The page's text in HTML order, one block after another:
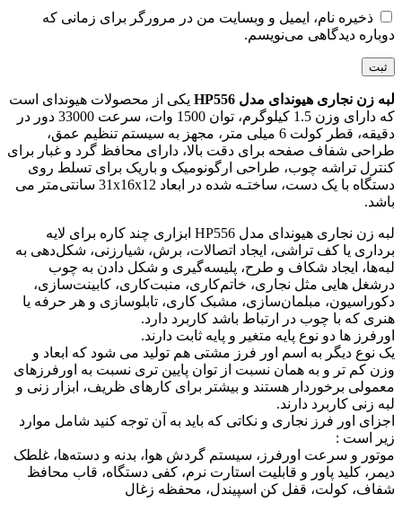
ذخیره نام، ایمیل و وبسایت من در مرورگر برای زمانی که
دوباره دیدگاهی می‌نویسم.
لبه زن نجاری هیوندای مدل HP556
یکی از محصولات هیوندای است
که دارای وزن 1.5 کیلوگرم، توان 1500 وات، سرعت 33000 دور در
دقیقه، قطر کولت 6 میلی متر، مجهز به سیستم تنظیم عمق،
طراحی شفاف صفحه برای دقت بالا، دارای محافظ گرد و غبار برای
کنترل تراشه چوب، طراحی ارگونومیک و باریک برای تسلط روی
دستگاه با یک دست، ساختـه شد‌ه در ابعاد 31x16x12 سانتی‌متر می
باشد.
لبه زن نجاری هیوندای مدل HP556 ابزاری چند کاره برای لایه
‌برداری یا کف‌ تراشی، ایجاد اتصالات، برش، شیارزنی، شکل‌دهی به
لبه‌ها، ایجاد شکاف و طرح، پلیسه‌گیری و شکل دادن به چوب
درشغل هایی مثل نجاری، خاتم‌کاری، منبت‌کاری، کابینت‌سازی،
دکوراسیون، مبلمان‌سازی، مشبک ‌کاری، تابلوسازی و هر حرفه یا
هنری که با چوب در ارتباط باشد کاربرد دارد.
اورفرز ها دو نوع پایه متغیر و پایه ثابت دارند.
یک نوع دیگر به اسم اور فرز مشتی هم تولید می شود که ابعاد و
وزن کم ‌تر و به همان نسبت از توان پایین ‌تری نسبت به اورفرزهای
معمولی برخوردار هستند و بیشتر برای کارهای ظریف، ابزار زنی و
لبه ‌زنی کاربرد دارند.
اجزای اور فرز نجاری و نکاتی که باید به آن توجه کنید شامل موارد
زیر است :
موتور و سرعت اورفرز، سیستم گردش هوا، بدنه و دسته‌ها، غلطک
دیمر، کلید پاور و قابلیت استارت نرم، کفی دستگاه، قاب محافظ
شفاف، کولت، قفل کن اسپیندل، محفظه زغال